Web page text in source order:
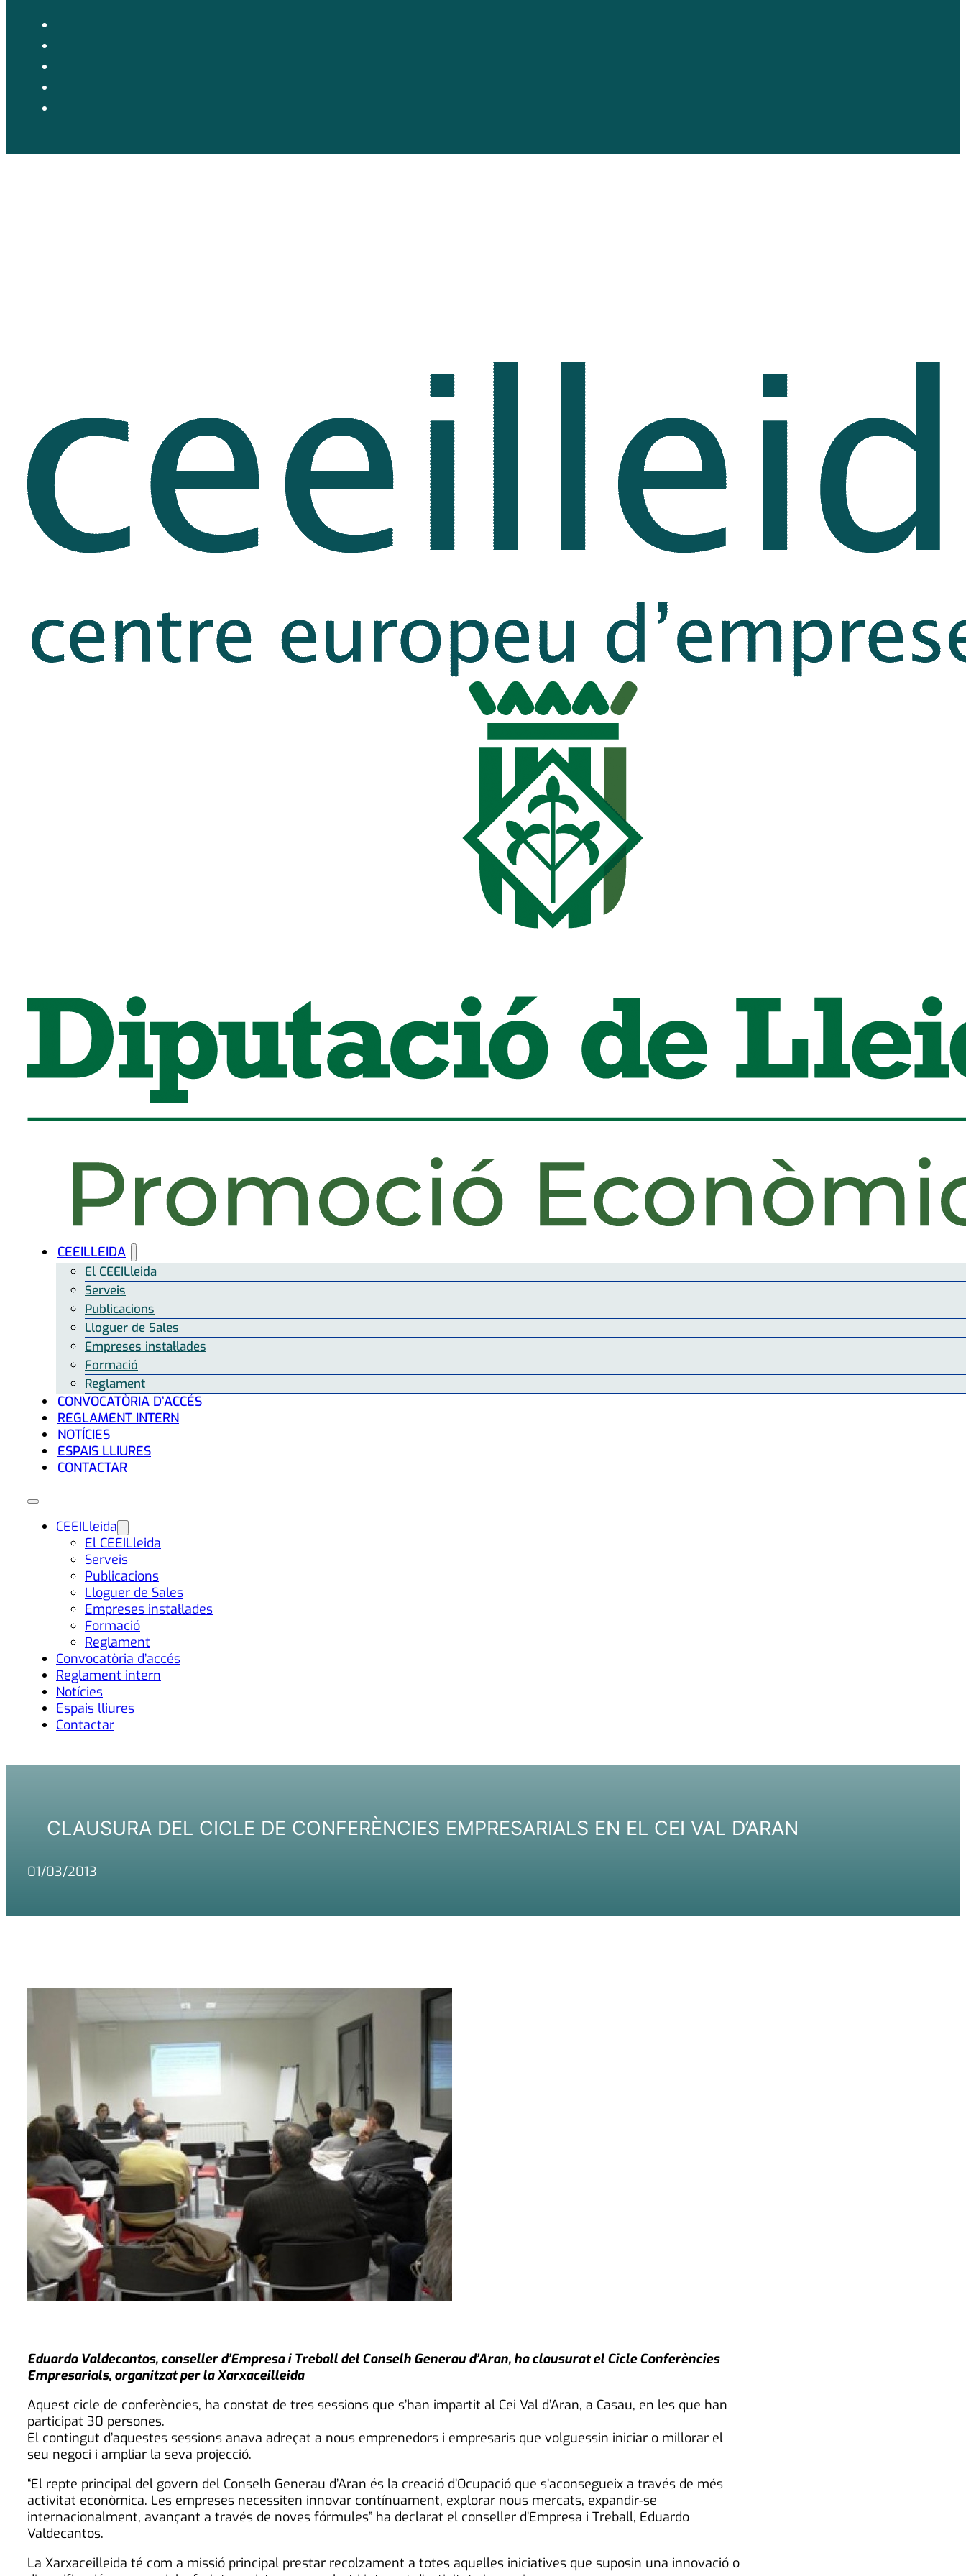
CEEILLEIDA
El CEEILleida
Serveis
Publicacions
Lloguer de Sales
Empreses instal·lades
Formació
Reglament
CONVOCATÒRIA D’ACCÉS
REGLAMENT INTERN
NOTÍCIES
ESPAIS LLIURES
CONTACTAR
CEEILleida
El CEEILleida
Serveis
Publicacions
Lloguer de Sales
Empreses instal·lades
Formació
Reglament
Convocatòria d’accés
Reglament intern
Notícies
Espais lliures
Contactar
CLAUSURA DEL CICLE DE CONFERÈNCIES EMPRESARIALS EN EL CEI VAL D’ARAN
01/03/2013
Eduardo Valdecantos, conseller d’Empresa i Treball del Conselh Generau d’Aran, ha clausurat el Cicle Conferències
Empresarials, organitzat per la Xarxaceilleida
Aquest cicle de conferències, ha constat de tres sessions que s’han impartit al Cei Val d’Aran, a Casau, en les que han
participat 30 persones.
El contingut d’aquestes sessions anava adreçat a nous emprenedors i empresaris que volguessin iniciar o millorar el
seu negoci i ampliar la seva projecció.
“El repte principal del govern del Conselh Generau d’Aran és la creació d’Ocupació que s’aconsegueix a través de més
activitat econòmica. Les empreses necessiten innovar contínuament, explorar nous mercats, expandir-se
internacionalment, avançant a través de noves fórmules” ha declarat el conseller d’Empresa i Treball, Eduardo
Valdecantos.
La Xarxaceilleida té com a missió principal prestar recolzament a totes aquelles iniciatives que suposin una innovació o